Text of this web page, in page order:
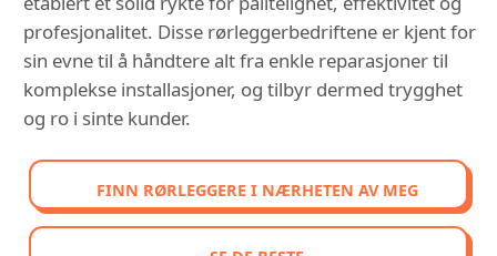
profesjonalitet. Disse rørleggerbedriftene er kjent for
sin evne til å håndtere alt fra enkle reparasjoner til
komplekse installasjoner, og tilbyr dermed trygghet
og ro i sinte kunder.
FINN RØRLEGGERE I NÆRHETEN AV MEG